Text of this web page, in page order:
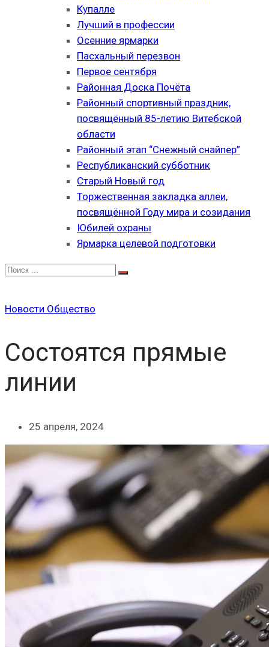
Купалле
Лучший в профессии
Осенние ярмарки
Пасхальный перезвон
Первое сентября
Районная Доска Почёта
Районный спортивный праздник,
посвящённый 85-летию Витебской
области
Районный этап “Снежный снайпер”
Республиканский субботник
Старый Новый год
Торжественная закладка аллеи,
посвящённой Году мира и созидания
Юбилей охраны
Ярмарка целевой подготовки
Новости Общество
Состоятся прямые
линии
25 апреля, 2024